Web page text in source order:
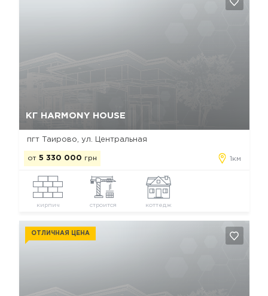
КГ HARMONY HOUSE
пгт Таирово, ул. Центральная
от 5 330 000 грн 1км
кирпич строится коттедж
ОТЛИЧНАЯ ЦЕНА